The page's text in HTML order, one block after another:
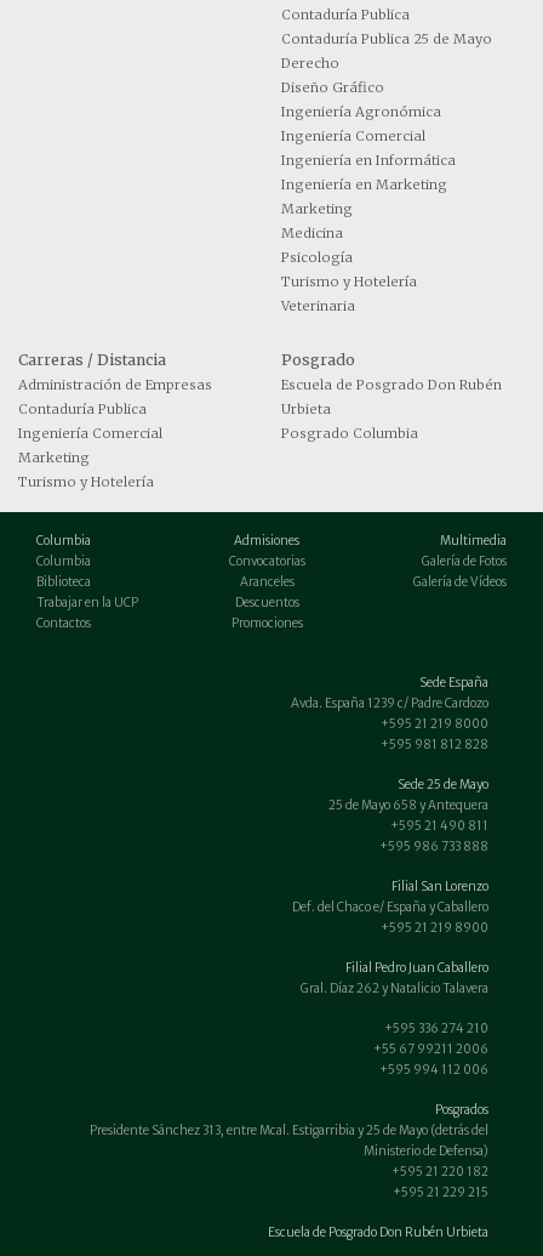
Contaduría Publica
Contaduría Publica 25 de Mayo
Derecho
Diseño Gráfico
Ingeniería Agronómica
Ingeniería Comercial
Ingeniería en Informática
Ingeniería en Marketing
Marketing
Medicina
Psicología
Turismo y Hotelería
Veterinaria
Carreras / Distancia
Administración de Empresas
Contaduría Publica
Ingeniería Comercial
Marketing
Turismo y Hotelería
Posgrado
Escuela de Posgrado Don Rubén
Urbieta
Posgrado Columbia
Columbia
Columbia
Biblioteca
Trabajar en la UCP
Contactos
Admisiones
Convocatorias
Aranceles
Descuentos
Promociones
Multimedia
Galería de Fotos
Galería de Vídeos
Sede España
Avda. España 1239 c/ Padre Cardozo
+595 21 219 8000
+595 981 812 828
Sede 25 de Mayo
25 de Mayo 658 y Antequera
+595 21 490 811
+595 986 733 888
Filial San Lorenzo
Def. del Chaco e/ España y Caballero
+595 21 219 8900
Filial Pedro Juan Caballero
Gral. Díaz 262 y Natalicio Talavera
+595 336 274 210
+55 67 99211 2006
+595 994 112 006
Posgrados
Presidente Sánchez 313, entre Mcal. Estigarribia y 25 de Mayo (detrás del
Ministerio de Defensa)
+595 21 220 182
+595 21 229 215
Escuela de Posgrado Don Rubén Urbieta